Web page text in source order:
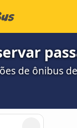
de ônibus